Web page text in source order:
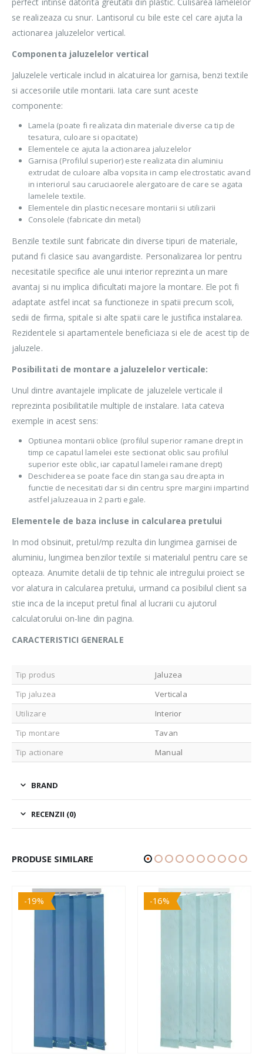
se realizeaza cu snur. Lantisorul cu bile este cel care ajuta la
actionarea jaluzelelor vertical.
Componenta jaluzelelor vertical
Jaluzelele verticale includ in alcatuirea lor garnisa, benzi textile
si accesoriile utile montarii. Iata care sunt aceste
componente:
Lamela (poate fi realizata din materiale diverse ca tip de
tesatura, culoare si opacitate)
Elementele ce ajuta la actionarea jaluzelelor
Garnisa (Profilul superior) este realizata din aluminiu
extrudat de culoare alba vopsita in camp electrostatic avand
in interiorul sau caruciaorele alergatoare de care se agata
lamelele textile.
Elementele din plastic necesare montarii si utilizarii
Consolele (fabricate din metal)
Benzile textile sunt fabricate din diverse tipuri de materiale,
putand fi clasice sau avangardiste. Personalizarea lor pentru
necesitatile specifice ale unui interior reprezinta un mare
avantaj si nu implica dificultati majore la montare. Ele pot fi
adaptate astfel incat sa functioneze in spatii precum scoli,
sedii de firma, spitale si alte spatii care le justifica instalarea.
Rezidentele si apartamentele beneficiaza si ele de acest tip de
jaluzele.
Posibilitati de montare a jaluzelelor verticale:
Unul dintre avantajele implicate de jaluzelele verticale il
reprezinta posibilitatile multiple de instalare. Iata cateva
exemple in acest sens:
Optiunea montarii oblice (profilul superior ramane drept in
timp ce capatul lamelei este sectionat oblic sau profilul
superior este oblic, iar capatul lamelei ramane drept)
Deschiderea se poate face din stanga sau dreapta in
functie de necesitati dar si din centru spre margini impartind
astfel jaluzeaua in 2 parti egale.
Elementele de baza incluse in calcularea pretului
In mod obsinuit, pretul/mp rezulta din lungimea garnisei de
aluminiu, lungimea benzilor textile si materialul pentru care se
opteaza. Anumite detalii de tip tehnic ale intregului proiect se
vor alatura in calcularea pretului, urmand ca posibilul client sa
stie inca de la inceput pretul final al lucrarii cu ajutorul
calculatorului on-line din pagina.
CARACTERISTICI GENERALE
Tip produs
Jaluzea
Tip jaluzea
Verticala
Utilizare
Interior
Tip montare
Tavan
Tip actionare
Manual
BRAND
RECENZII (0)
PRODUSE SIMILARE
-19% -16%